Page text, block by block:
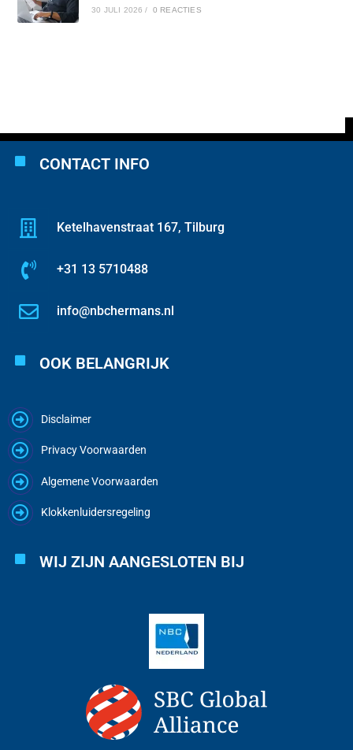
30 JULI 2026 / 0 REACTIES
CONTACT INFO
Ketelhavenstraat 167, Tilburg
+31 13 5710488
info@nbchermans.nl
OOK BELANGRIJK
Disclaimer
Privacy Voorwaarden
Algemene Voorwaarden
Klokkenluidersregeling
WIJ ZIJN AANGESLOTEN BIJ